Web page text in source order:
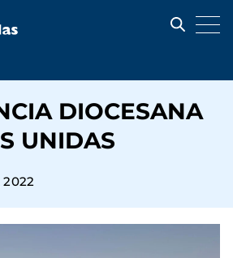
DIOCESANA
UNIDAS
2022